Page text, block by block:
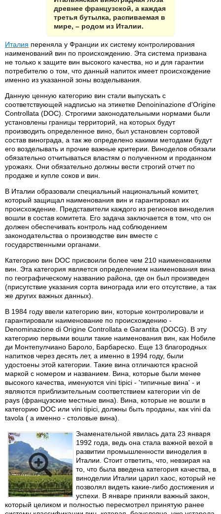
древнее французской, а каждая
третья бутылка, распиваемая в
мире, – родом из Италии.
Италия переняла у Франции их систему контролирования
наименований вин по происхождению. Эта система призвана
не только к защите вин высокого качества, но и для гарантии
потребителю о том, что данный напиток имеет происхождение
именно из указанной зоны возделывания.
Данную ценную категорию вин стали выпускать с
соответствующей надписью на этикетке Denoininazione d'Origine
Controllata (DOC). Строгими законодательными нормами были
установлены границы территорий, на которых будут
производить определенное вино, был установлен сортовой
состав винограда, а так же определено какими методами будут
его возделывать и прочие важные критерии. Виноделов обязали
обязательно отчитываться властям о полученном и проданном
урожаях. Они обязательно должны вести строгий отчет по
продаже и купле соков и вин.
В Италии образовали специальный национальный комитет,
который защищал наименования вин и гарантировал их
происхождение. Представители каждого из регионов виноделия
вошли в состав комитета. Его задача заключается в том, что он
должен обеспечивать контроль над соблюдением
законодательства о производстве вин вместе с
государственными органами.
Категорию вин DOC присвоили более чем 210 наименованиям
вин. Эта категория является определением наименования вина
по географическому названию района, где он был произведен
(присутствие указания сорта винограда или его отсутствие, а так
же других важных данных).
В 1984 году ввели категорию вин, которые контролировали и
гарантировали наименование по происхождению -
Denominazione di Origine Controllata e Garantita (DOCG). В эту
категорию первыми вошли такие наименования вин, как Нобиле
ди Монтепулчиано Бароло, Барбареско. Еще 13 благородных
напитков через десять лет, а именно в 1994 году, были
удостоены этой категории. Такие вина отличаются красной
маркой с номером и названием. Вина, которые были менее
высокого качества, именуются vini tipici - 'типичные вина' - и
являются приблизительным соответствием категории vin de
pays (французские местные вина). Вина, которые не вошли в
категорию DOC или vini tipici, должны быть проданы, как vini da
tavola ( а именно - столовые вина).
Знаменательной явилась дата 23 января
1992 года, ведь она стала важной вехой в
развитии промышленности виноделия в
Италии. Стоит ответить, что, невзирая на
то, что была введена категория качества, в
виноделии Италии царил хаос, который не
позволял видеть какие-либо достижения и
успехи. В январе приняли важный закон,
который целиком и полностью пересмотрел принятую ранее